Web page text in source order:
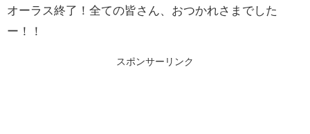
オーラス終了！全ての皆さん、おつかれさまでした
ー！！
スポンサーリンク